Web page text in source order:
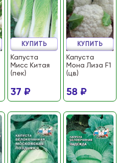
Капуста
Мисс Китая
(пек)
37 ₽
КУПИТЬ
Капуста
Мона Лиза F1
(цв)
58 ₽
КУПИТЬ